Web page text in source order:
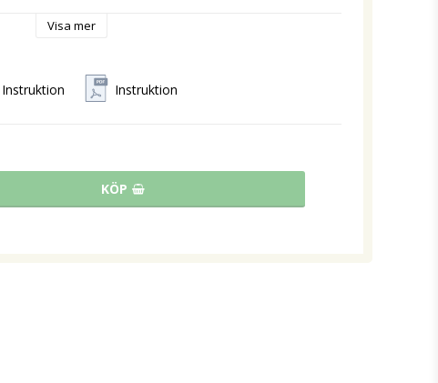
Visa mer
Instruktion Instruktion
KÖP